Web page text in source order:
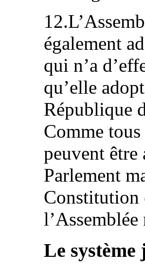
également
qui n’a
qu’elle
République
Comme
peuvent être
Parlement
Constitution
Le